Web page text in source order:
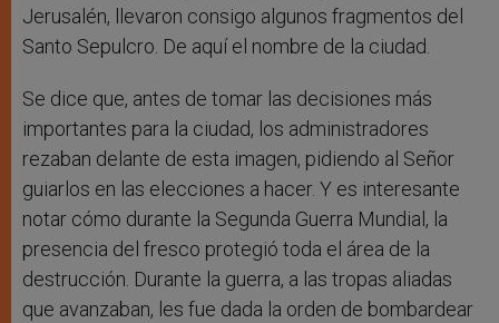
Jerusalén, llevaron consigo algunos fragmentos del
Santo Sepulcro. De aquí el nombre de la ciudad.
Se dice que, antes de tomar las decisiones más
importantes para la ciudad, los administradores
rezaban delante de esta imagen, pidiendo al Señor
guiarlos en las elecciones a hacer. Y es interesante
notar cómo durante la Segunda Guerra Mundial, la
presencia del fresco protegió toda el área de la
destrucción. Durante la guerra, a las tropas aliadas
que avanzaban, les fue dada la orden de bombardear